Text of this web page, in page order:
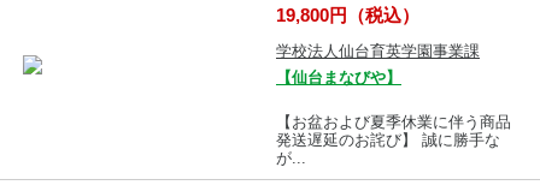
19,800円（税込）
学校法人仙台育英学園事業課
【仙台まなびや】
【お盆および夏季休業に伴う商品
発送遅延のお詫び】 誠に勝手な
が...